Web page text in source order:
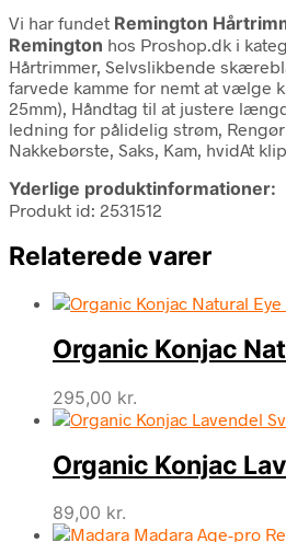
Vi har fundet Remington
Remington hos Proshop.dk i
Hårtrimmer, Selvslikbende
farvede kamme for nemt at vælge
25mm), Håndtag til at justere
ledning for pålidelig strøm,
Nakkebørste, Saks, Kam, hvidAt
Yderlige produktinformationer:
Produkt id: 2531512
Relaterede varer
Organic Konjac
295,00 kr.
Organic Konjac
89,00 kr.